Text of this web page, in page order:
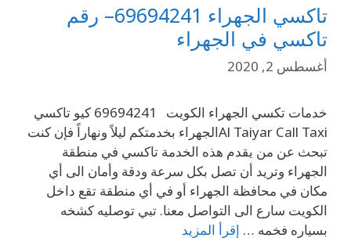
تاكسي الجهراء 69694241– رقم
تاكسي في الجهراء
أغسطس 2, 2020
خدمات تكسي الجهراء الكويت 69694241 كيو تاكسي
Al Taiyar Call Taxiالجهراء بخدمتكم ليلاً ونهاراً فإن كنت
تبحث عن من يقدم هذه الخدمة تاكسي في منطقة
الجهراء وتريد أن تصل بكل سرعة ودقة وأمان الى أي
مكان في محافظة الجهراء أو في أي منطقة تقع داخل
الكويت سارع الى التواصل معنا. تبي توصليه كشخه
بسياره فخمه … إقرأ المزيد